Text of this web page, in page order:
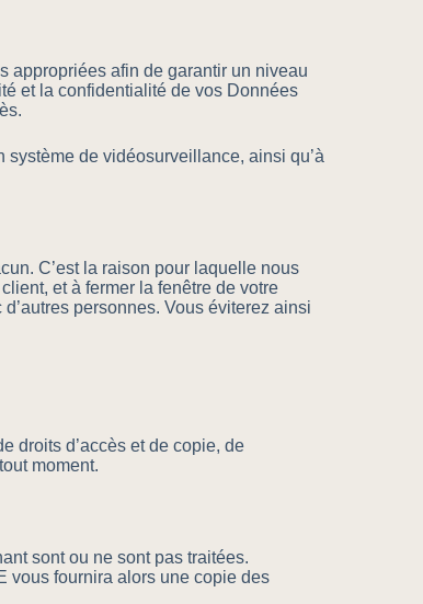
appropriées afin de garantir un niveau
et la confidentialité de vos Données
de vidéosurveillance, ainsi qu’à
C’est la raison pour laquelle nous
et à fermer la fenêtre de votre
personnes. Vous éviterez ainsi
droits d’accès et de copie, de
moment.
sont ou ne sont pas traitées.
vous fournira alors une copie des